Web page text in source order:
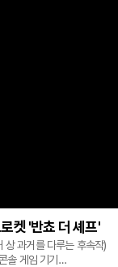
켓 '반쵸 더 셰프'
상 과거를 다루는 후속작)
솔 게임 기기